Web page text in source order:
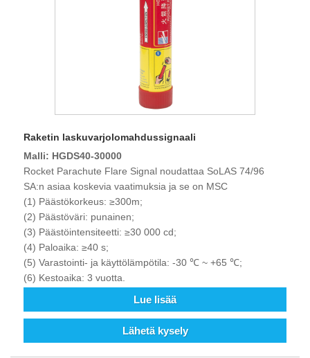
Raketin laskuvarjolomahdussignaali
Malli: HGDS40-30000
Rocket Parachute Flare Signal noudattaa SoLAS 74/96
SA:n asiaa koskevia vaatimuksia ja se on MSC
(1) Päästökorkeus: ≥300m;
(2) Päästöväri: punainen;
(3) Päästöintensiteetti: ≥30 000 cd;
(4) Paloaika: ≥40 s;
(5) Varastointi- ja käyttölämpötila: -30 ℃ ~ +65 ℃;
(6) Kestoaika: 3 vuotta.
Lue lisää
Lähetä kysely